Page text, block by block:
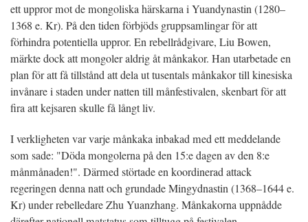
ett uppror mot de mongoliska härskarna i Yuandynastin (1280–
1368 e. Kr). På den tiden förbjöds gruppsamlingar för att
förhindra potentiella uppror. En rebellrådgivare, Liu Bowen,
märkte dock att mongoler aldrig åt månkakor. Han utarbetade en
plan för att få tillstånd att dela ut tusentals månkakor till kinesiska
invånare i staden under natten till månfestivalen, skenbart för att
fira att kejsaren skulle få långt liv.
I verkligheten var varje månkaka inbakad med ett meddelande
som sade: "Döda mongolerna på den 15:e dagen av den 8:e
månmånaden!". Därmed störtade en koordinerad attack
regeringen denna natt och grundade Mingydnastin (1368–1644 e.
Kr) under rebelledare Zhu Yuanzhang. Månkakorna uppnådde